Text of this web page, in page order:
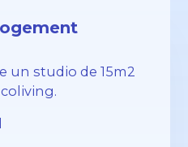
un studio de 15m2